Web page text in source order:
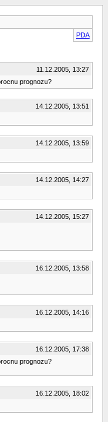
PDA
11.12.2005, 13:27
prognozu?
14.12.2005, 13:51
14.12.2005, 13:59
14.12.2005, 14:27
14.12.2005, 15:27
16.12.2005, 13:58
16.12.2005, 14:16
16.12.2005, 17:38
prognozu?
16.12.2005, 18:02